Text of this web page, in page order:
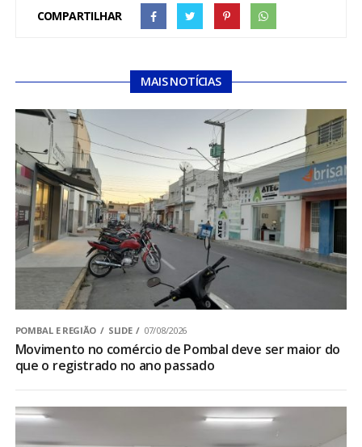
COMPARTILHAR
MAIS NOTÍCIAS
POMBAL E REGIÃO SLIDE 07/08/2026
Movimento no comércio de Pombal deve ser maior do
que o registrado no ano passado